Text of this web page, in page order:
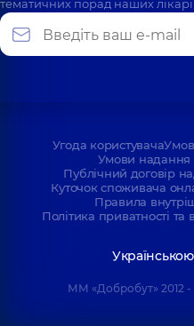
тематичних порад наших
Угода користувача
Умови надання
Публічний договір
Куточок споживача
Правила
Політика приватності
ММ «Добробут» 2012 -